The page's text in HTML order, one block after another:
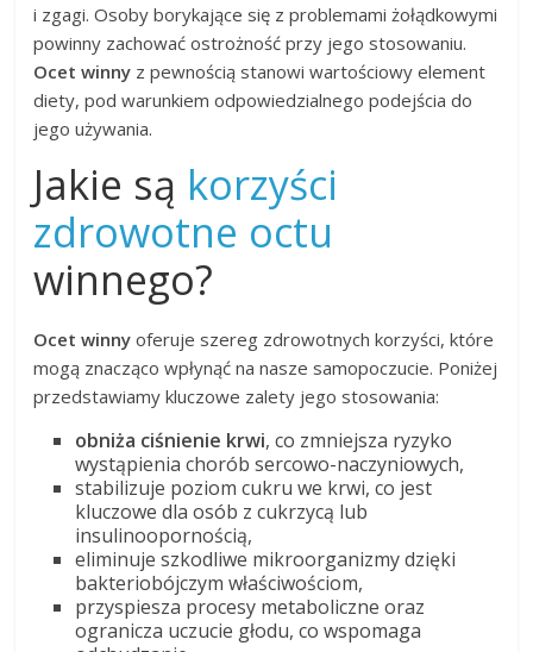
i zgagi. Osoby borykające się z problemami żołądkowymi
powinny zachować ostrożność przy jego stosowaniu.
Ocet winny z pewnością stanowi wartościowy element
diety, pod warunkiem odpowiedzialnego podejścia do
jego używania.
Jakie są korzyści
zdrowotne octu
winnego?
Ocet winny oferuje szereg zdrowotnych korzyści, które
mogą znacząco wpłynąć na nasze samopoczucie. Poniżej
przedstawiamy kluczowe zalety jego stosowania:
obniża ciśnienie krwi, co zmniejsza ryzyko
wystąpienia chorób sercowo-naczyniowych,
stabilizuje poziom cukru we krwi, co jest
kluczowe dla osób z cukrzycą lub
insulinoopornością,
eliminuje szkodliwe mikroorganizmy dzięki
bakteriobójczym właściwościom,
przyspiesza procesy metaboliczne oraz
ogranicza uczucie głodu, co wspomaga